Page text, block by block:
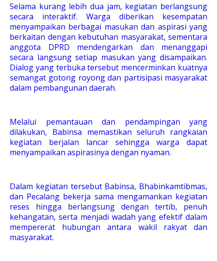
Selama kurang lebih dua jam, kegiatan berlangsung
secara interaktif. Warga diberikan kesempatan
menyampaikan berbagai masukan dan aspirasi yang
berkaitan dengan kebutuhan masyarakat, sementara
anggota DPRD mendengarkan dan menanggapi
secara langsung setiap masukan yang disampaikan.
Dialog yang terbuka tersebut mencerminkan kuatnya
semangat gotong royong dan partisipasi masyarakat
dalam pembangunan daerah.
Melalui pemantauan dan pendampingan yang
dilakukan, Babinsa memastikan seluruh rangkaian
kegiatan berjalan lancar sehingga warga dapat
menyampaikan aspirasinya dengan nyaman.
Dalam kegiatan tersebut Babinsa, Bhabinkamtibmas,
dan Pecalang bekerja sama mengamankan kegiatan
reses hingga berlangsung dengan tertib, penuh
kehangatan, serta menjadi wadah yang efektif dalam
mempererat hubungan antara wakil rakyat dan
masyarakat.